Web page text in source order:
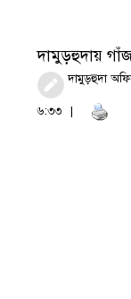
দামুড়হুদায়
দামুড়হুদা
৬:৩৩